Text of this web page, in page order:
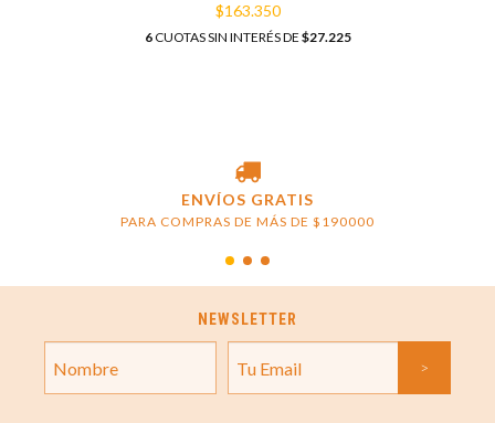
$163.350
6CUOTAS SIN INTERÉS DE $27.225
ENVÍOS GRATIS
PARA COMPRAS DE MÁS DE $190000
NEWSLETTER